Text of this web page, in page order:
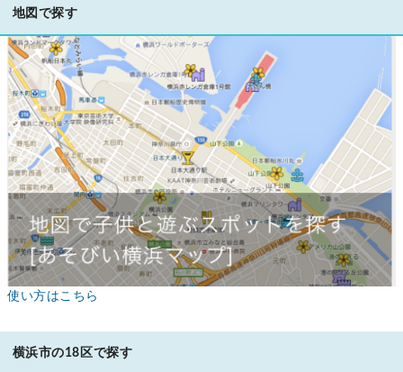
地図で探す
使い方はこちら
横浜市の18区で探す